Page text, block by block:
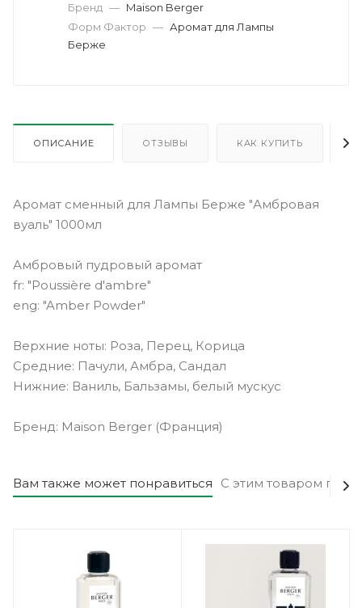
Бренд — Maison Berger
Форм Фактор — Аромат для Лампы
Берже
ОПИСАНИЕ ОТЗЫВЫ КАК КУПИТЬ
Аромат сменный для Лампы Берже "Амбровая
вуаль" 1000мл
Амбровый пудровый аромат
fr: "Poussière d'ambre"
eng: "Amber Powder"
Верхние ноты: Роза, Перец, Корица
Средние: Пачули, Амбра, Сандал
Нижние: Ваниль, Бальзамы, белый мускус
Бренд: Maison Berger (Франция)
Вам также может понравиться С этим товаром